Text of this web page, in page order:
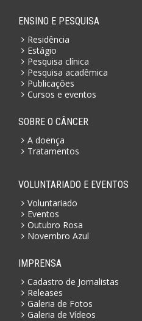
ENSINO E PESQUISA
Residência
Estágio
Pesquisa clínica
Pesquisa acadêmica
Publicações
Cursos e eventos
SOBRE O CÂNCER
A doença
Tratamentos
VOLUNTARIADO E EVENTOS
Voluntariado
Eventos
Outubro Rosa
Novembro Azul
IMPRENSA
Cadastro de Jornalistas
Releases
Galeria de Fotos
Galeria de Vídeos